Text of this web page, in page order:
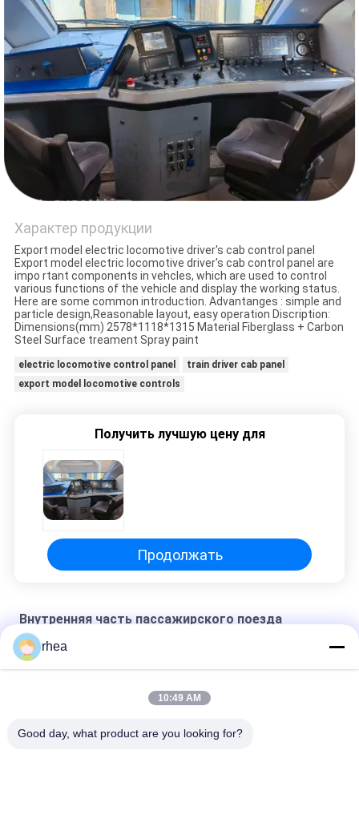
САЙТА
PRIVACY
POLICY
Характер продукции
Export model electric locomotive driver's cab control panel
Export model electric locomotive driver's cab control panel are
impo rtant components in vehcles, which are used to control
various functions of the vehicle and display the working status.
Here are some common introduction. Advantanges : simple and
particle design,Reasonable layout, easy operation Discription:
Dimensions(mm) 2578*1118*1315 Material Fiberglass + Carbon
Steel Surface treament Spray paint
electric locomotive control panel
train driver cab panel
export model locomotive controls
Получить лучшую цену для
Продолжать
Внутренняя часть пассажирского поезда
Экспорт модели консоли машиниста
rhea
10:49 AM
Good day, what product are you looking for?